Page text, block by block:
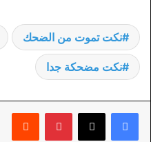
نكت تموت من الضحك
نكت مضحكة جدا
بينتيريست